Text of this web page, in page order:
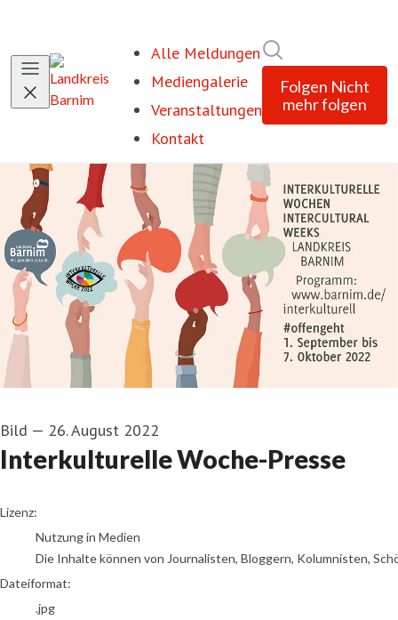
Alle Meldungen
Mediengalerie
Veranstaltungen
Kontakt
Folgen Nicht
mehr folgen
Bild — 26. August 2022
Interkulturelle Woche-Presse
go to media item
Lizenz:
Nutzung in Medien
Die Inhalte können von Journalisten, Bloggern, Kolumnisten,
Dateiformat:
.jpg